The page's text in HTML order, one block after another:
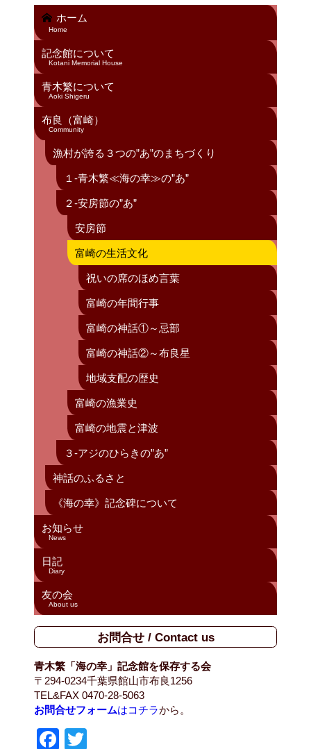
ホーム
Home
記念館について
Kotani Memorial House
青木繁について
Aoki Shigeru
布良（富崎）
Community
漁村が誇る３つの”あ”のまちづくり
１-青木繁≪海の幸≫の”あ”
２-安房節の”あ”
安房節
富崎の生活文化
祝いの席のほめ言葉
富崎の年間行事
富崎の神話①～忌部
富崎の神話②～布良星
地域支配の歴史
富崎の漁業史
富崎の地震と津波
３-アジのひらきの”あ”
神話のふるさと
《海の幸》記念碑について
お知らせ
News
日記
Diary
友の会
About us
お問合せ / Contact us
青木繁「海の幸」記念館を保存する会
〒294-0234千葉県館山市布良1256
TEL&FAX 0470-28-5063
お問合せフォームはコチラから。
F